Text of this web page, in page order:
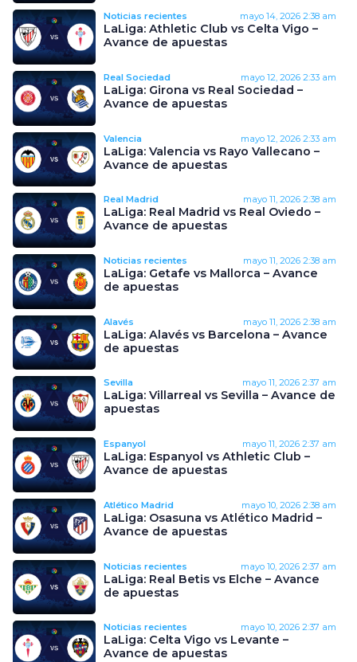
Noticias recientes mayo 14, 2026 2:38 am
LaLiga: Athletic Club vs Celta Vigo –
Avance de apuestas
Real Sociedad mayo 12, 2026 2:33 am
LaLiga: Girona vs Real Sociedad –
Avance de apuestas
Valencia mayo 12, 2026 2:33 am
LaLiga: Valencia vs Rayo Vallecano –
Avance de apuestas
Real Madrid mayo 11, 2026 2:38 am
LaLiga: Real Madrid vs Real Oviedo –
Avance de apuestas
Noticias recientes mayo 11, 2026 2:38 am
LaLiga: Getafe vs Mallorca – Avance
de apuestas
Alavés mayo 11, 2026 2:38 am
LaLiga: Alavés vs Barcelona – Avance
de apuestas
Sevilla mayo 11, 2026 2:37 am
LaLiga: Villarreal vs Sevilla – Avance de
apuestas
Espanyol mayo 11, 2026 2:37 am
LaLiga: Espanyol vs Athletic Club –
Avance de apuestas
Atlético Madrid mayo 10, 2026 2:38 am
LaLiga: Osasuna vs Atlético Madrid –
Avance de apuestas
Noticias recientes mayo 10, 2026 2:37 am
LaLiga: Real Betis vs Elche – Avance
de apuestas
Noticias recientes mayo 10, 2026 2:37 am
LaLiga: Celta Vigo vs Levante –
Avance de apuestas